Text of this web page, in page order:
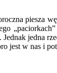
piesza
jedna
jest w nas i